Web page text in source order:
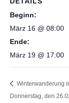
Beginn:
März 16 @ 08:00
Ende:
März 19 @ 17:00
Winterwanderung
Donnerstag, den